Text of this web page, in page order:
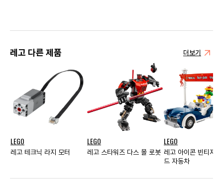
레고 다른 제품 더보기
LEGO
레고 테크닉 라지 모터
LEGO
레고 스타워즈 다스 몰 로봇
LEGO
레고 아이콘 빈티지
드 자동차